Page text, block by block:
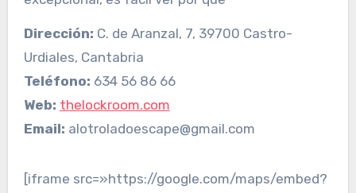
Dirección: C. de Aranzal, 7, 39700 Castro-
Urdiales, Cantabria
Teléfono: 634 56 86 66
Web: thelockroom.com
Email: alotroladoescape@gmail.com
[iframe src=»https://google.com/maps/embed?